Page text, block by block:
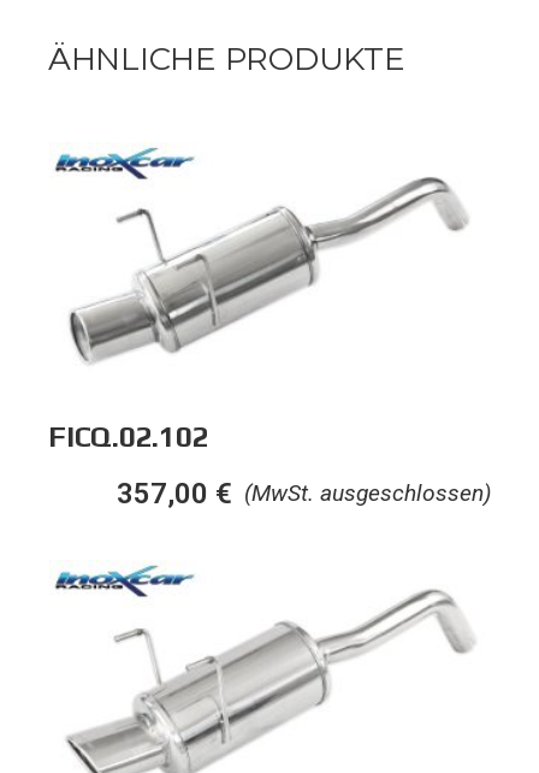
ÄHNLICHE PRODUKTE
FICQ.02.102
(MwSt. ausgeschlossen)
357,00 €